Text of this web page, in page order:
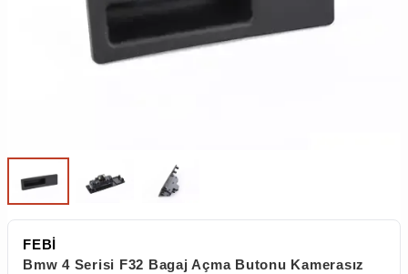
FEBİ
Bmw 4 Serisi F32 Bagaj Açma Butonu Kamerasız